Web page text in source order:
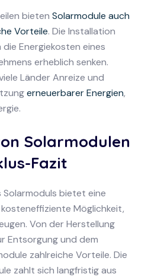
bieten Solarmodule auch
Vorteile. Die Installation
Energiekosten eines
erheblich senken.
Länder Anreize und
erneuerbarer Energien,
Solarmodulen
Fazit
Solarmoduls bietet eine
Möglichkeit,
Von der Herstellung
Entsorgung und dem
zahlreiche Vorteile. Die
zahlt sich langfristig aus